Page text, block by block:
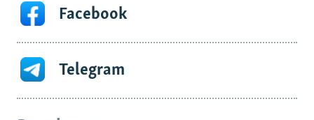
Facebook
Telegram